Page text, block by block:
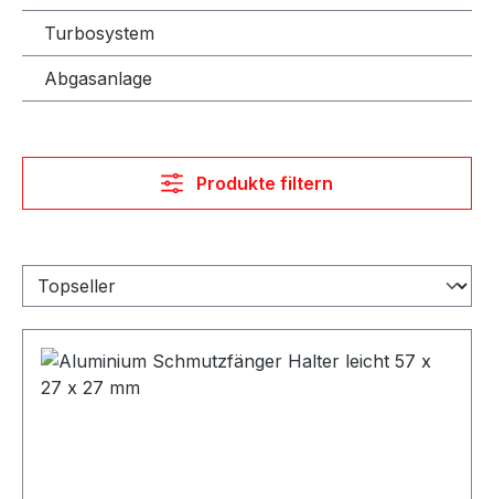
Turbosystem
Abgasanlage
Produkte filtern